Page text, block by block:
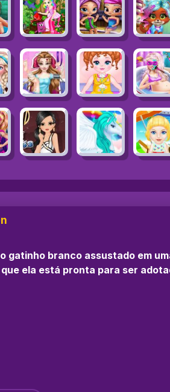
branco assustado em
ela está pronta para ser